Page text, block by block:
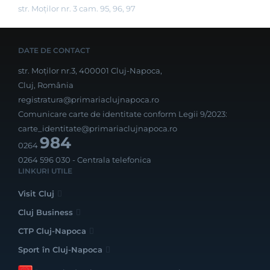
str. Moților nr. 3 cam. 95, 96, 97
DATE DE CONTACT
str. Moților nr.3, 400001 Cluj-Napoca,
Cluj, România
registratura@primariaclujnapoca.ro
Comunicare carte de identitate conform Legii 9/2023:
carte_identitate@primariaclujnapoca.ro
0264984
0264 596 030 - Centrala telefonica
LINKURI UTILE
Visit Cluj
Cluj Business
CTP Cluj-Napoca
Sport în Cluj-Napoca